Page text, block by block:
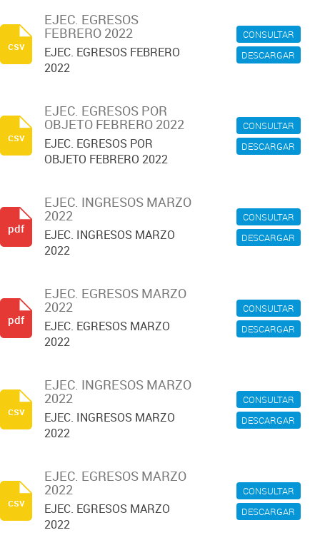
CONSULTAR
DESCARGAR
EJEC. EGRESOS
FEBRERO 2022
EJEC. EGRESOS FEBRERO
2022
csv
CONSULTAR
DESCARGAR
EJEC. EGRESOS POR
OBJETO FEBRERO 2022
EJEC. EGRESOS POR
OBJETO FEBRERO 2022
csv
CONSULTAR
DESCARGAR
EJEC. INGRESOS MARZO
2022
EJEC. INGRESOS MARZO
2022
pdf
CONSULTAR
DESCARGAR
EJEC. EGRESOS MARZO
2022
EJEC. EGRESOS MARZO
2022
pdf
CONSULTAR
DESCARGAR
EJEC. INGRESOS MARZO
2022
EJEC. INGRESOS MARZO
2022
csv
CONSULTAR
DESCARGAR
EJEC. EGRESOS MARZO
2022
EJEC. EGRESOS MARZO
2022
csv